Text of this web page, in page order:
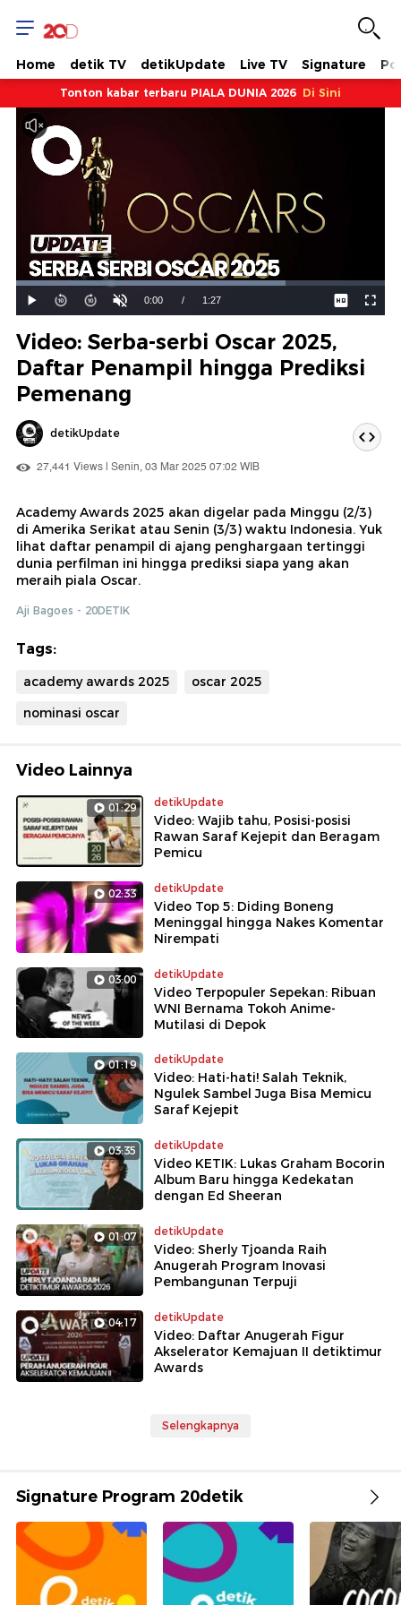
Home detik TV detikUpdate Live TV Signature
Tonton kabar terbaru PIALA DUNIA 2026 Di Sini
Mainkan
Suara
Hidup
Waktu
0:00 / Durasi
1:27
Dimuat:
73.06%
Video: Serba-serbi Oscar 2025,
Daftar Penampil hingga Prediksi
Pemenang
detikUpdate
27,441 Views | Senin, 03 Mar 2025 07:02 WIB
Academy Awards 2025 akan digelar pada Minggu (2/3)
di Amerika Serikat atau Senin (3/3) waktu Indonesia. Yuk
lihat daftar penampil di ajang penghargaan tertinggi
dunia perfilman ini hingga prediksi siapa yang akan
meraih piala Oscar.
Aji Bagoes - 20DETIK
Tags:
academy awards 2025
oscar 2025
nominasi oscar
Video Lainnya
01:29 detikUpdate
Video: Wajib tahu, Posisi-posisi
Rawan Saraf Kejepit dan Beragam
Pemicu
02:33 detikUpdate
Video Top 5: Diding Boneng
Meninggal hingga Nakes Komentar
Nirempati
03:00 detikUpdate
Video Terpopuler Sepekan: Ribuan
WNI Bernama Tokoh Anime-
Mutilasi di Depok
01:19 detikUpdate
Video: Hati-hati! Salah Teknik,
Ngulek Sambel Juga Bisa Memicu
Saraf Kejepit
03:35 detikUpdate
Video KETIK: Lukas Graham Bocorin
Album Baru hingga Kedekatan
dengan Ed Sheeran
01:07 detikUpdate
Video: Sherly Tjoanda Raih
Anugerah Program Inovasi
Pembangunan Terpuji
04:17 detikUpdate
Video: Daftar Anugerah Figur
Akselerator Kemajuan II detiktimur
Awards
Selengkapnya
Signature Program 20detik